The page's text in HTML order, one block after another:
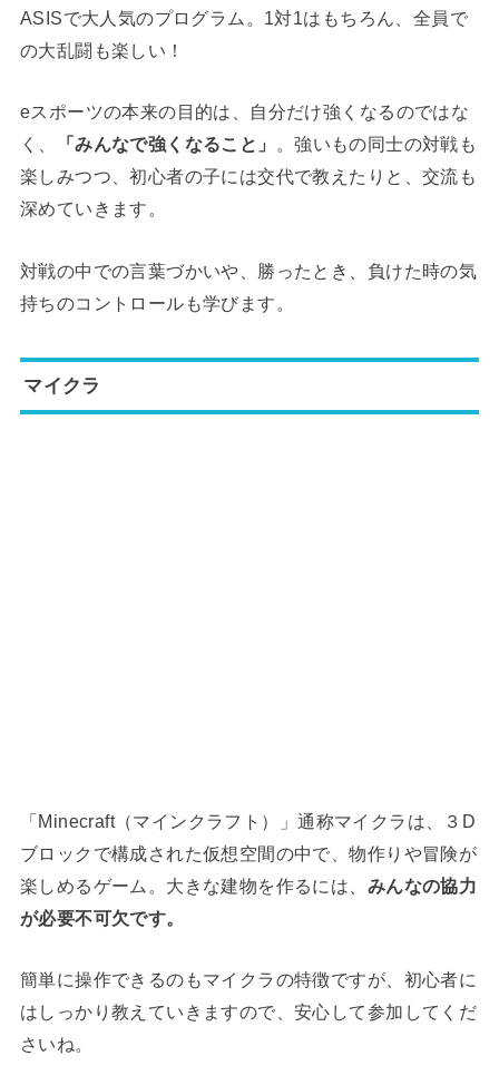
ASISで大人気のプログラム。1対1はもちろん、全員で
の大乱闘も楽しい！
eスポーツの本来の目的は、自分だけ強くなるのではな
く、
「みんなで強くなること」
。強いもの同士の対戦も
楽しみつつ、初心者の子には交代で教えたりと、交流も
深めていきます。
対戦の中での言葉づかいや、勝ったとき、負けた時の気
持ちのコントロールも学びます。
マイクラ
「Minecraft（マインクラフト）」通称マイクラは、３D
ブロックで構成された仮想空間の中で、物作りや冒険が
楽しめるゲーム。大きな建物を作るには、 みんなの協力
が必要不可欠です。
簡単に操作できるのもマイクラの特徴ですが、初心者に
はしっかり教えていきますので、安心して参加してくだ
さいね。